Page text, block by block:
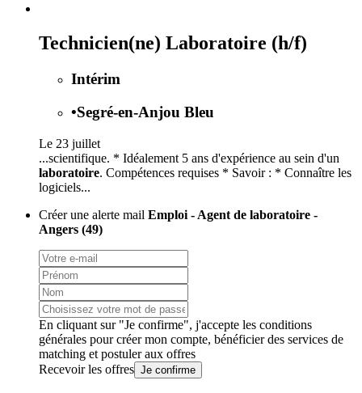
Technicien(ne) Laboratoire (h/f)
Intérim
•Segré-en-Anjou Bleu
Le 23 juillet
...scientifique. * Idéalement 5 ans d'expérience au sein d'un
laboratoire. Compétences requises * Savoir : * Connaître les
logiciels...
Créer une alerte mail Emploi - Agent de laboratoire -
Angers (49)
En cliquant sur "Je confirme", j'accepte les conditions
générales pour créer mon compte, bénéficier des services de
matching et postuler aux offres
Recevoir les offres Je confirme